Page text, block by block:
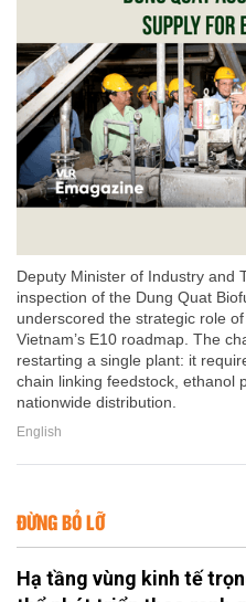
Deputy Minister of Industry and
inspection of the Dung Quat
underscored the strategic role
Vietnam’s E10 roadmap. The
restarting a single plant: it
chain linking feedstock, ethanol
nationwide distribution.
English
ĐỪNG BỎ LỠ
Hạ tầng vùng kinh tế